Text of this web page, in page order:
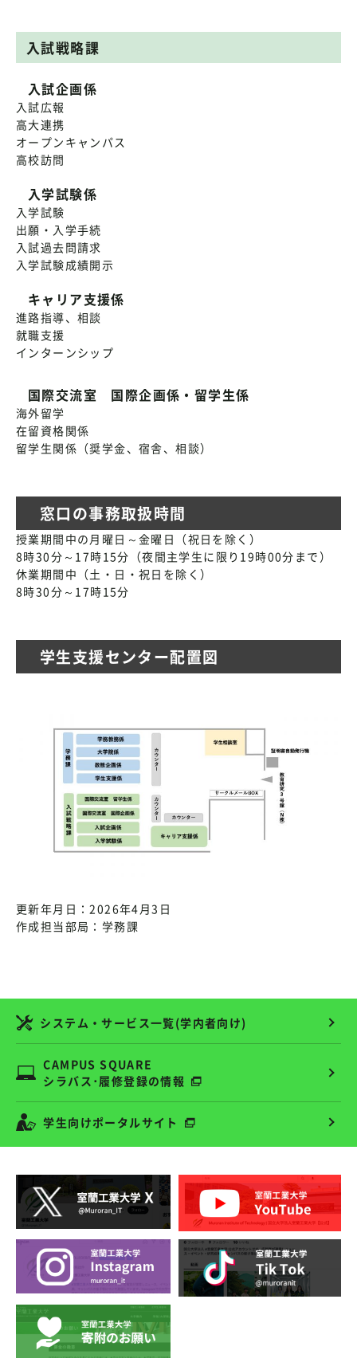
入試戦略課
入試企画係
入試広報
高大連携
オープンキャンパス
高校訪問
入学試験係
入学試験
出願・入学手続
入試過去問請求
入学試験成績開示
キャリア支援係
進路指導、相談
就職支援
インターンシップ
国際交流室 国際企画係・留学生係
海外留学
在留資格関係
留学生関係（奨学金、宿舎、相談）
窓口の事務取扱時間
授業期間中の月曜日～金曜日（祝日を除く）
8時30分～17時15分（夜間主学生に限り19時00分まで）
休業期間中（土・日・祝日を除く）
8時30分～17時15分
学生支援センター配置図
更新年月日：2026年4月3日
作成担当部局：学務課
システム・サービス一覧(学内者向け)
CAMPUS SQUARE
シラバス･履修登録の情報
学生向けポータルサイト